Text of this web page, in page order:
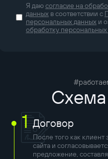
Я даюсогласие на
данных в соответствии с
персональных данных и
обработку
1 Договор
После того как клиент
сайта и
предложение,